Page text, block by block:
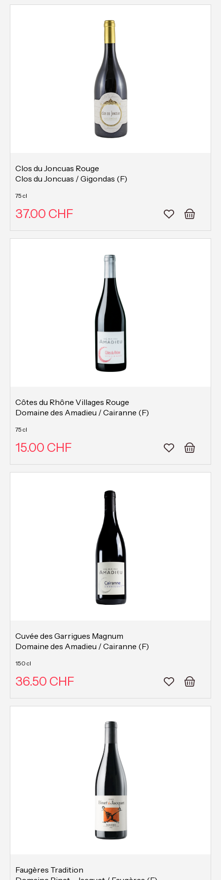
Clos du Joncuas Rouge
Clos du Joncuas / Gigondas (F)
75 cl
37.00 CHF
Côtes du Rhône Villages Rouge
Domaine des Amadieu / Cairanne (F)
75 cl
15.00 CHF
Cuvée des Garrigues Magnum
Domaine des Amadieu / Cairanne (F)
150 cl
36.50 CHF
Faugères Tradition